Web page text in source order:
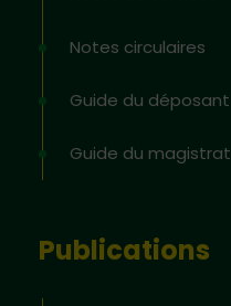
Notes circulaires
Guide du déposant
Guide du magistrat
Publications